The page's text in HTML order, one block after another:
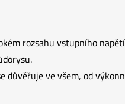
rozsahu vstupního
ve všem, od